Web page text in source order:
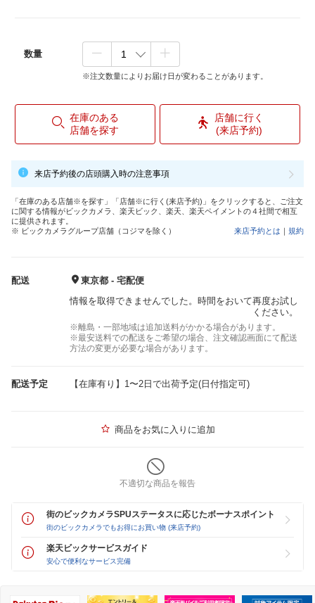
数量
※注文数量によりお届け日が変わることがあります。
在庫のある
店舗を探す
店舗に行く
(来店予約)
来店予約後の店頭購入時の注意事項
「在庫のある店舗※を探す」「店舗※に行く(来店予約)」をクリックすると、ご注文
に関する情報がビックカメラ、楽天ビック、楽天、楽天ペイメントの４社間で相互
に提供されます。
※ ビックカメラグループ店舗（コジマを除く）
来店予約とは ｜ 規約
配送
東京都 - 宅配便
情報を取得できませんでした。時間をおいて再度お試し
ください。
※離島・一部地域は追加送料がかかる場合があります。
※最安送料での配送をご希望の場合、注文確認画面にて配送
方法の変更が必要な場合があります。
配送予定 【在庫有り】1〜2日で出荷予定(日付指定可)
商品をお気に入りに追加
不適切な商品を報告
街のビックカメラSPUステータスに応じたボーナスポイント
街のビックカメラでもお得にお買い物 (来店予約)
楽天ビックサービスガイド
安心で便利なサービス完備